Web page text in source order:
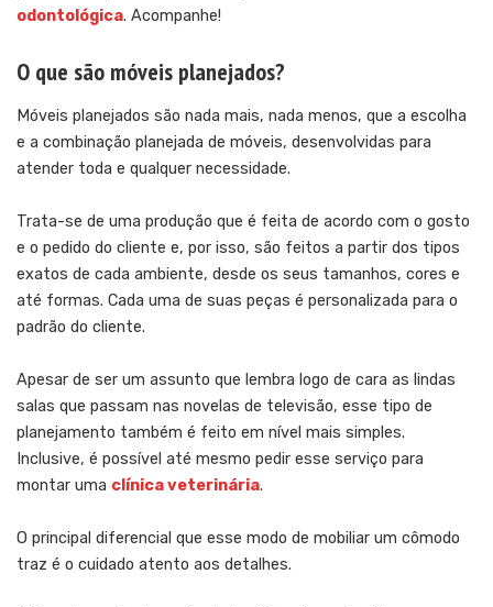
odontológica. Acompanhe!
O que são móveis planejados?
Móveis planejados são nada mais, nada menos, que a escolha
e a combinação planejada de móveis, desenvolvidas para
atender toda e qualquer necessidade.
Trata-se de uma produção que é feita de acordo com o gosto
e o pedido do cliente e, por isso, são feitos a partir dos tipos
exatos de cada ambiente, desde os seus tamanhos, cores e
até formas. Cada uma de suas peças é personalizada para o
padrão do cliente.
Apesar de ser um assunto que lembra logo de cara as lindas
salas que passam nas novelas de televisão, esse tipo de
planejamento também é feito em nível mais simples.
Inclusive, é possível até mesmo pedir esse serviço para
montar uma clínica veterinária.
O principal diferencial que esse modo de mobiliar um cômodo
traz é o cuidado atento aos detalhes.